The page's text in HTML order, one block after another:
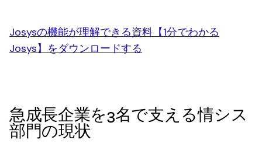
Josysの機能が理解できる資料【1分でわかる
Josys】をダウンロードする
急成長企業を3名で支える情シス
部門の現状